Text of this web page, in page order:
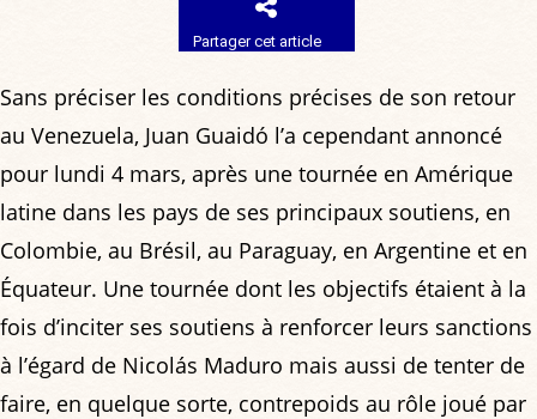
Partager cet article
Sans préciser les conditions précises de son retour
au Venezuela, Juan Guaidó l’a cependant annoncé
pour lundi 4 mars, après une tournée en Amérique
latine dans les pays de ses principaux soutiens, en
Colombie, au Brésil, au Paraguay, en Argentine et en
Équateur. Une tournée dont les objectifs étaient à la
fois d’inciter ses soutiens à renforcer leurs sanctions
à l’égard de Nicolás Maduro mais aussi de tenter de
faire, en quelque sorte, contrepoids au rôle joué par